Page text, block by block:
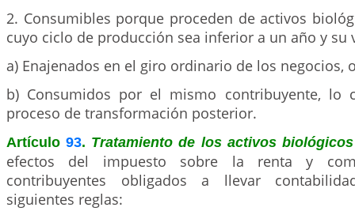
2. Consumibles porque proceden de activos
cuyo ciclo de producción sea inferior a un año y su
a) Enajenados en el giro ordinario de los negocios,
b) Consumidos por el mismo contribuyente, lo
proceso de transformación posterior.
Artículo93. Tratamiento de los activos
efectos del impuesto sobre la renta y
contribuyentes obligados a llevar
siguientes reglas: